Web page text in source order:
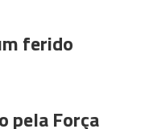
ferido
pela Força